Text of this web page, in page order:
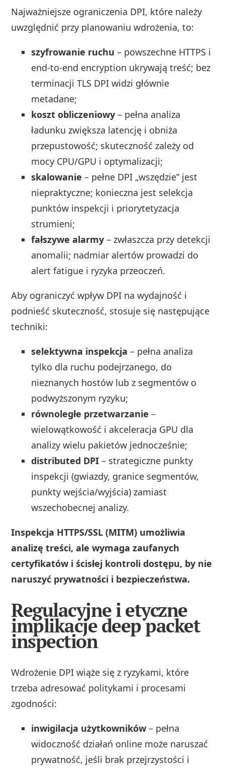
Najważniejsze ograniczenia DPI, które należy
uwzględnić przy planowaniu wdrożenia, to:
szyfrowanie ruchu – powszechne HTTPS i
end-to-end encryption ukrywają treść; bez
terminacji TLS DPI widzi głównie
metadane;
koszt obliczeniowy – pełna analiza
ładunku zwiększa latencję i obniża
przepustowość; skuteczność zależy od
mocy CPU/GPU i optymalizacji;
skalowanie – pełne DPI „wszędzie” jest
niepraktyczne; konieczna jest selekcja
punktów inspekcji i priorytetyzacja
strumieni;
fałszywe alarmy – zwłaszcza przy detekcji
anomalii; nadmiar alertów prowadzi do
alert fatigue i ryzyka przeoczeń.
Aby ograniczyć wpływ DPI na wydajność i
podnieść skuteczność, stosuje się następujące
techniki:
selektywna inspekcja – pełna analiza
tylko dla ruchu podejrzanego, do
nieznanych hostów lub z segmentów o
podwyższonym ryzyku;
równoległe przetwarzanie –
wielowątkowość i akceleracja GPU dla
analizy wielu pakietów jednocześnie;
distributed DPI – strategiczne punkty
inspekcji (gwiazdy, granice segmentów,
punkty wejścia/wyjścia) zamiast
wszechobecnej analizy.
Inspekcja HTTPS/SSL (MITM) umożliwia
analizę treści, ale wymaga zaufanych
certyfikatów i ścisłej kontroli dostępu, by nie
naruszyć prywatności i bezpieczeństwa.
Regulacyjne i etyczne
implikacje deep packet
inspection
Wdrożenie DPI wiąże się z ryzykami, które
trzeba adresować politykami i procesami
zgodności:
inwigilacja użytkowników – pełna
widoczność działań online może naruszać
prywatność, jeśli brak przejrzystości i